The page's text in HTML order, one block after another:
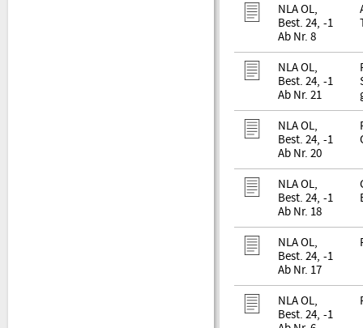
NLA OL,
Best. 24, -1
Ab Nr. 8
NLA OL,
Best. 24, -1
Ab Nr. 21
NLA OL,
Best. 24, -1
Ab Nr. 20
NLA OL,
Best. 24, -1
Ab Nr. 18
NLA OL,
Best. 24, -1
Ab Nr. 17
NLA OL,
Best. 24, -1